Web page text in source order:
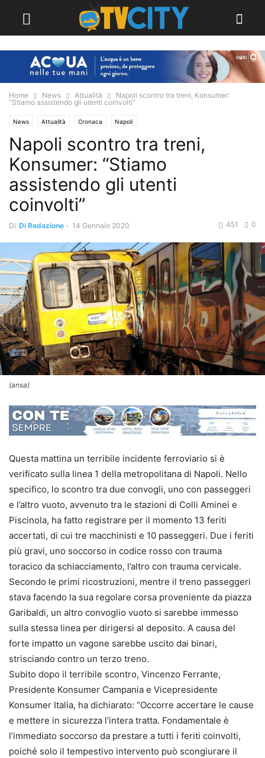
Home News Attualità
Napoli scontro tra treni, Konsumer:
“Stiamo assistendo gli utenti coinvolti”
News Attualità Cronaca Napoli
Napoli scontro tra treni,
Konsumer: “Stiamo
assistendo gli utenti
coinvolti”
Di Di Redazione - 14 Gennaio 2020 0
451
(ansa)
Questa mattina un terribile incidente ferroviario si è
verificato sulla linea 1 della metropolitana di Napoli. Nello
specifico, lo scontro tra due convogli, uno con passeggeri
e l’altro vuoto, avvenuto tra le stazioni di Colli Aminei e
Piscinola, ha fatto registrare per il momento 13 feriti
accertati, di cui tre macchinisti e 10 passeggeri. Due i feriti
più gravi, uno soccorso in codice rosso con trauma
toracico da schiacciamento, l’altro con trauma cervicale.
Secondo le primi ricostruzioni, mentre il treno passeggeri
stava facendo la sua regolare corsa proveniente da piazza
Garibaldi, un altro convoglio vuoto si sarebbe immesso
sulla stessa linea per dirigersi al deposito. A causa del
forte impatto un vagone sarebbe uscito dai binari,
strisciando contro un terzo treno.
Subito dopo il terribile scontro, Vincenzo Ferrante,
Presidente Konsumer Campania e Vicepresidente
Konsumer Italia, ha dichiarato: “Occorre accertare le cause
e mettere in sicurezza l’intera tratta. Fondamentale è
l’immediato soccorso da prestare a tutti i feriti coinvolti,
poiché solo il tempestivo intervento può scongiurare il